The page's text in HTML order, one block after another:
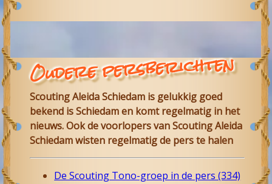
Oudere persberichten
Scouting Aleida Schiedam is gelukkig goed
bekend is Schiedam en komt regelmatig in het
nieuws. Ook de voorlopers van Scouting Aleida
Schiedam wisten regelmatig de pers te halen
De Scouting Tono-groep in de pers (334)